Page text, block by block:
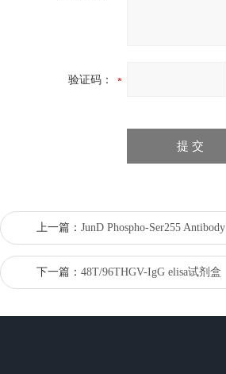
验证码：
上一篇： JunD Phospho-Ser255 Antibody
下一篇： 48T/96THGV-IgG elisa试剂盒